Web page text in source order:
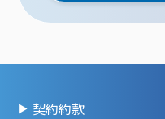
契約約款